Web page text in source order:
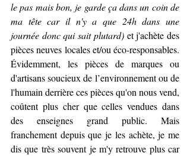
le pas mais bon, je garde ça dans un coin de
ma tête car il n'y a que 24h dans une
journée donc qui sait plutard) et j'achète des
pièces neuves locales et/ou éco-responsables.
Évidemment, les pièces de marques ou
d'artisans soucieux de l’environnement ou de
l'humain derrière ces pièces qu'on nous vend,
coûtent plus cher que celles vendues dans
des enseignes grand public. Mais
franchement depuis que je les achète, je me
dis que très souvent je m'y retrouve plus car